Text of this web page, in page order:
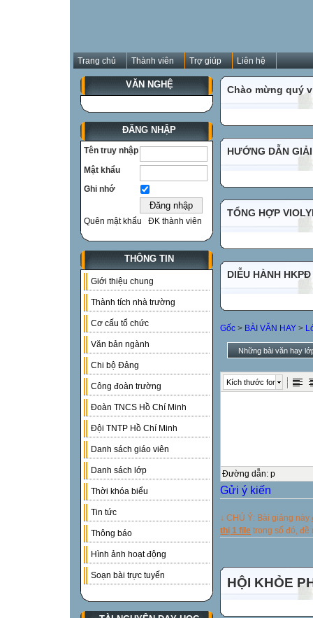
Trang chủ Thành viên Trợ giúp Liên hệ
VĂN NGHỆ
ĐĂNG NHẬP
Tên truy nhập
Mật khẩu
Ghi nhớ
Quên mật khẩu ĐK thành viên
THÔNG TIN
Giới thiệu chung
Thành tích nhà trường
Cơ cấu tổ chức
Văn bản ngành
Chi bộ Đảng
Công đoàn trường
Đoàn TNCS Hồ Chí Minh
Đội TNTP Hồ Chí Minh
Danh sách giáo viên
Danh sách lớp
Thời khóa biểu
Tin tức
Thông báo
Hình ảnh hoạt động
Soạn bài trực tuyến
Chào mừng quý
HƯỚNG DẪN
TỔNG HỢP
DIỄU HÀNH HKPĐ
Gốc > BÀI VĂN HAY >
Những bài văn hay
Kích thước font
Đường dẫn: p
Gửi ý kiến
↓ CHÚ Ý: Bài giảng này
thị 1 file trong số đó, đề
HỘI KHỎE